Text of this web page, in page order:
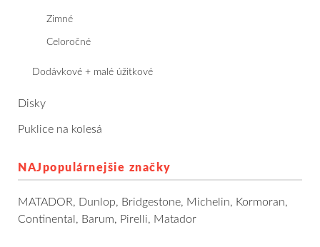
Dodávkové + malé úžitkové
Osobné/crossover + malé úžitkové
SUV/crossover + OFFRoad-ové
Zimné
Celoročné
Dodávkové + malé úžitkové
Disky
Puklice na kolesá
NAJpopulárnejšie značky
MATADOR, Dunlop, Bridgestone, Michelin, Kormoran,
Continental , Barum, Pirelli, Matador